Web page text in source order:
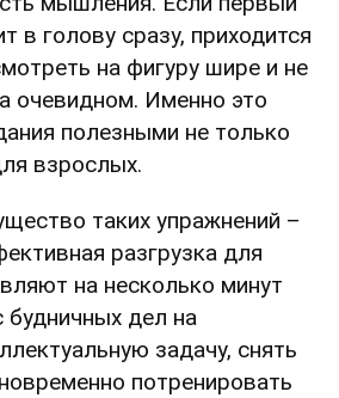
в голову сразу, приходится
на фигуру шире и не
очевидном. Именно это
полезными не только
взрослых.
таких упражнений –
разгрузка для
на несколько минут
будничных дел на
задачу, снять
потренировать